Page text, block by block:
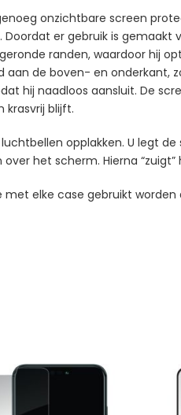
onzichtbare screen
er gebruik is
randen, waardoor hij
aan de boven- en
hij naadloos aansluit. De
krasvrij blijft.
opplakken. U legt
het scherm. Hierna
elke case gebruikt